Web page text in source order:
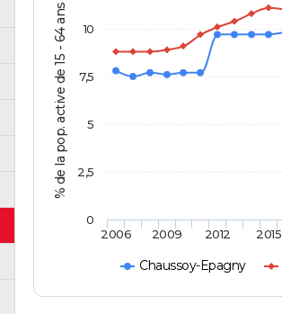
% de la pop. active de 15 - 64 ans
Chaussoy-Epagny
2006 2009 2012 2015
0
2,5
5
7,5
10